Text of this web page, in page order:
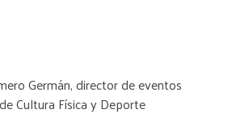
Germán, director de eventos
Cultura Física y Deporte